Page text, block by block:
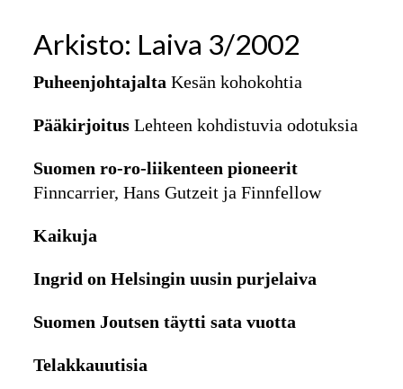
Arkisto: Laiva 3/2002
Puheenjohtajalta Kesän kohokohtia
Pääkirjoitus Lehteen kohdistuvia odotuksia
Suomen ro-ro-liikenteen pioneerit
Finncarrier, Hans Gutzeit ja Finnfellow
Kaikuja
Ingrid on Helsingin uusin purjelaiva
Suomen Joutsen täytti sata vuotta
Telakkauutisia